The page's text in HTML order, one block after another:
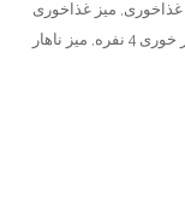
غذاخوری میز غذاخوری
4 نفره
میز ناهار